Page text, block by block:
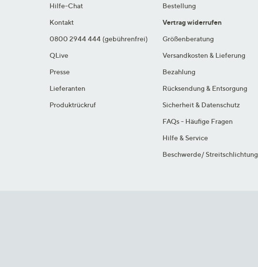
Hilfe-Chat
Kontakt
0800 2944 444 (gebührenfrei)
QLive
Presse
Lieferanten
Produktrückruf
Bestellung
Vertrag widerrufen
Größenberatung
Versandkosten & Lieferung
Bezahlung
Rücksendung & Entsorgung
Sicherheit & Datenschutz
FAQs - Häufige Fragen
Hilfe & Service
Beschwerde/ Streitschlichtung